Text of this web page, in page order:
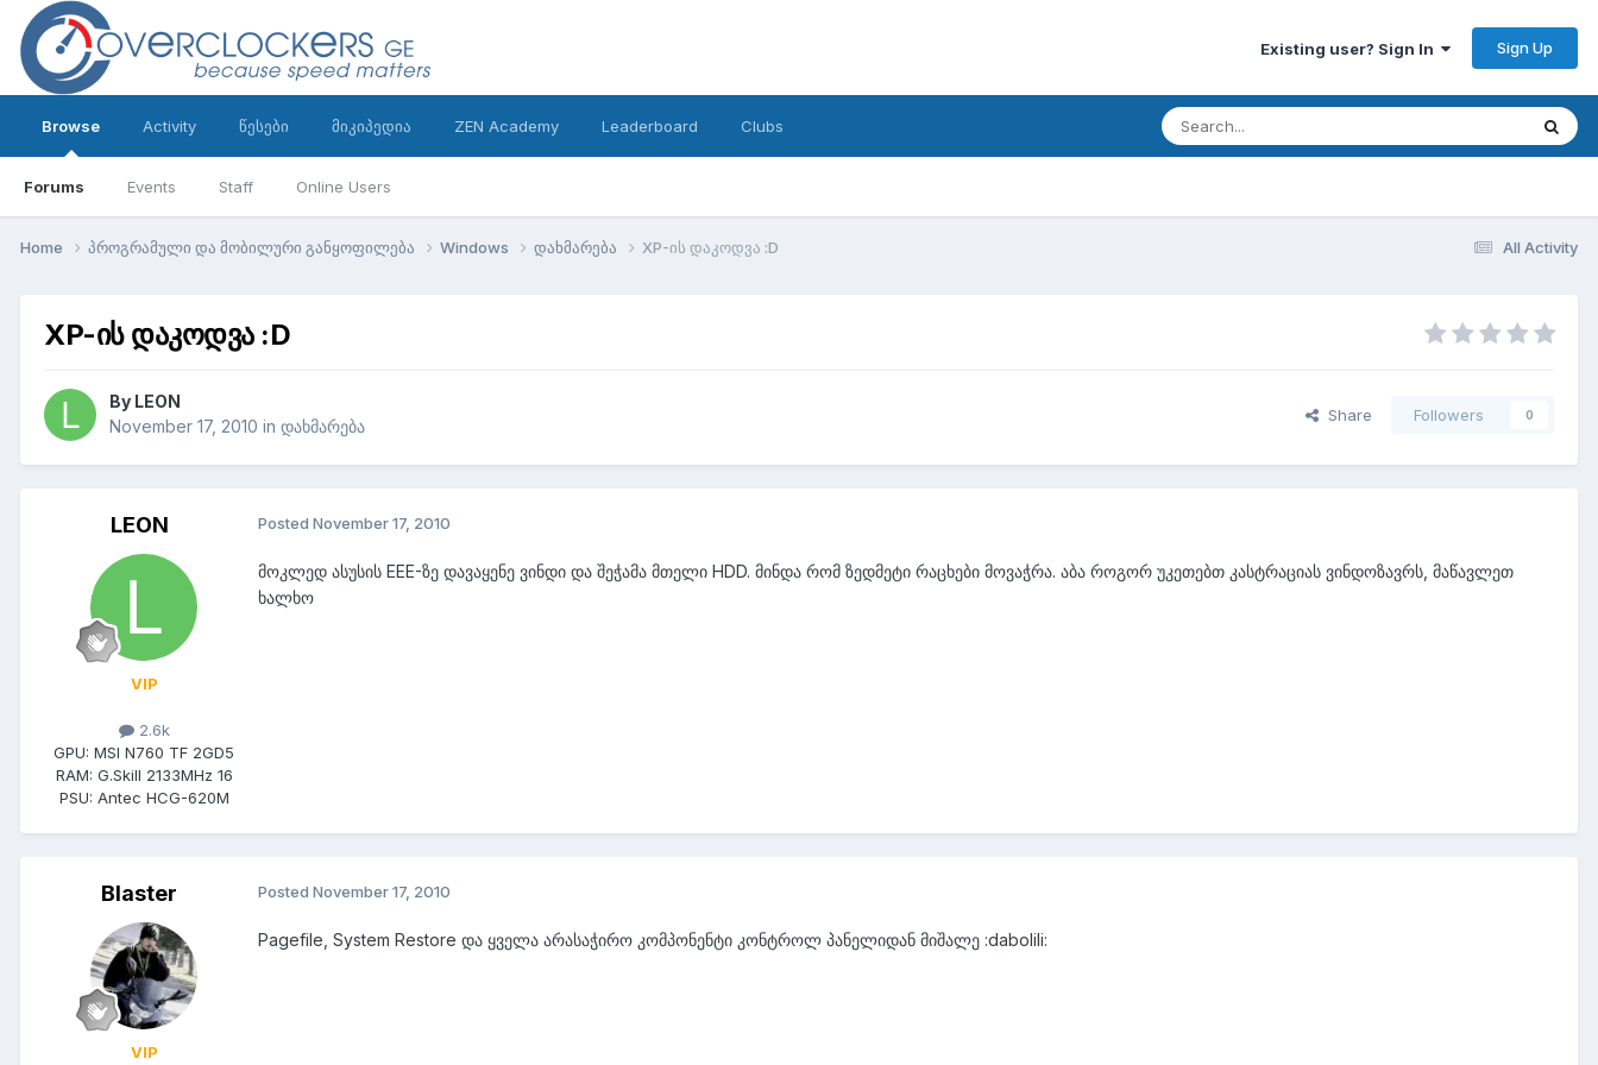
Existing user? Sign In Sign Up
Browse
Forums Events Staff Online Users
Activity წესები მიკიპედია ZEN Academy Leaderboard Clubs
All Activity
Home პროგრამული და მობილური განყოფილება Windows დახმარება XP-ის დაკოდვა :D
XP-ის დაკოდვა :D
By LEON
November 17, 2010 in დახმარება
Share Followers 0
LEON
VIP
2.6k
GPU: MSI N760 TF 2GD5
RAM: G.Skill 2133MHz 16
PSU: Antec HCG-620M
Posted November 17, 2010
მოკლედ ასუსის EEE-ზე დავაყენე ვინდი და შეჭამა მთელი HDD. მინდა რომ ზედმეტი რაცხები მოვაჭრა. აბა როგორ უკეთებთ კასტრაციას ვინდოზავრს, მაწავლეთ
ხალხო
Blaster
VIP
Posted November 17, 2010
Pagefile, System Restore და ყველა არასაჭირო კომპონენტი კონტროლ პანელიდან მიშალე :dabolili: